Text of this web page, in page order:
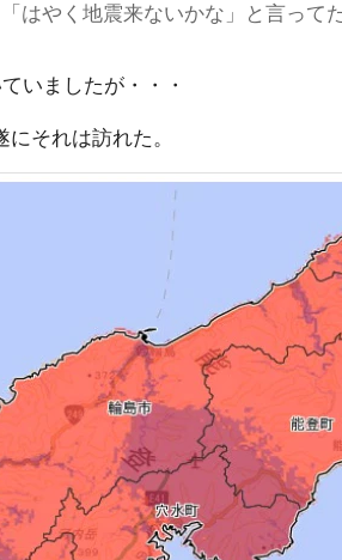
はやく地震来ないかな」と言って
いましたが・・・
それは訪れた。